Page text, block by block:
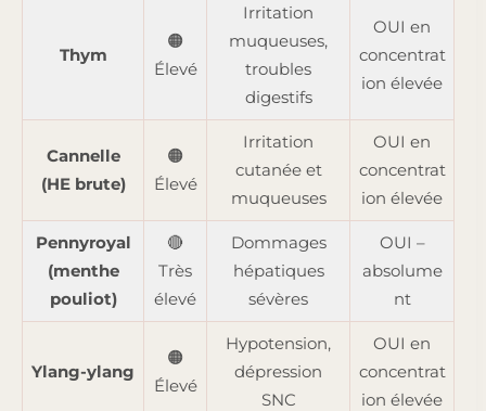
Thym
🟠
Élevé
Irritation
muqueuses,
troubles
digestifs
OUI en
concentrat
ion élevée
Cannelle
(HE brute)
🟠
Élevé
Irritation
cutanée et
muqueuses
OUI en
concentrat
ion élevée
Pennyroyal
(menthe
pouliot)
🔴
Très
élevé
Dommages
hépatiques
sévères
OUI –
absolume
nt
Ylang-ylang
🟠
Élevé
Hypotension,
dépression
SNC
OUI en
concentrat
ion élevée